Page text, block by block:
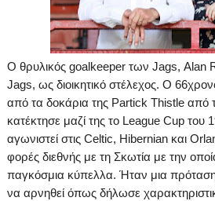
Ο θρυλικός goalkeeper των Jags, Alan
Jags, ως διοικητικό στέλεχος. Ο
από τα δοκάρια της Partick Thistleαπό
κατέκτησε μαζί της το League Cup του
αγωνιστεί στις Celtic, Hibernian και
φορές διεθνής με τη Σκωτία με την
παγκόσμια κύπελλα. Ήταν μια πρόταση
να αρνηθεί όπως δήλωσε